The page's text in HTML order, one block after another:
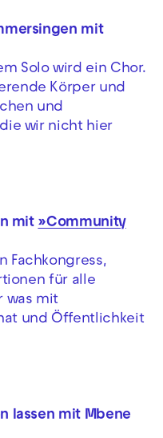
mit
Solo wird ein Chor.
Körper und
und
wir nicht hier
mit »Community
Fachkongress,
für alle
was mit
und Öffentlichkeit
lassen mit Mbene